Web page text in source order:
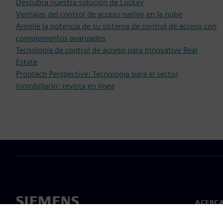
Descubra nuestra solución de Luckey
Ventajas del control de acceso nativo en la nube
Amplíe la potencia de su sistema de control de acceso con
complementos avanzados
Tecnología de control de acceso para Innovative Real
Estate
Proptech Perspective: Tecnología para el sector
inmobiliario: revista en línea